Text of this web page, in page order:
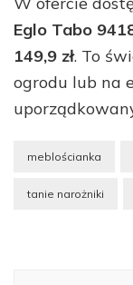
Eglo Tabo
149,9 zł. To
ogrodu lub na
meblościanka
tanie narożniki